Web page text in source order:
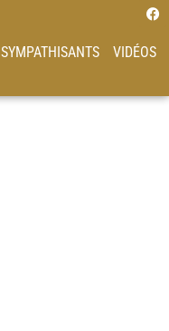
SYMPATHISANTS VIDÉOS